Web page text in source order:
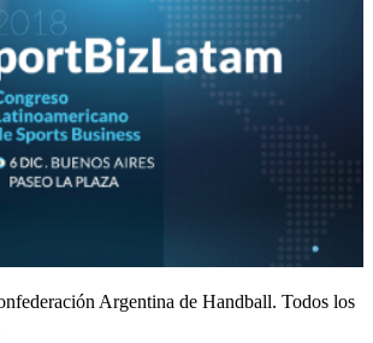
Argentina de Handball. Todos los